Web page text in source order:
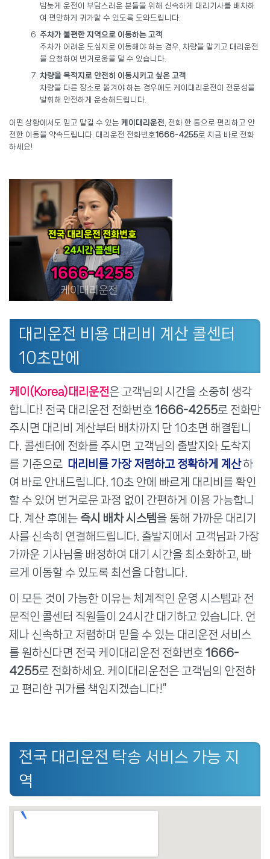
밤늦게 운전이 부담스러운 분들을 위해 신속하게 대리기사를 배차하
여 편안하게 귀가할 수 있도록 도와드립니다.
주차가 불편한 지역으로 이동하는 고객
주차가 어려운 도심지로 이동해야 하는 경우, 차량을 맡기고 대리운전
을 요청하여 번거로움을 덜 수 있습니다.
차량을 목적지로 안전히 이동시키고 싶은 고객
차량을 다른 장소로 옮겨야 하는 경우에도 케이대리운전이 전문성을
발휘해 안전하게 운송해드립니다.
어떤 상황에서도 믿고 맡길 수 있는 케이대리운전 , 전화 한 통으로 편리하고 안
전한 이동을 약속드립니다. 대리운전 전화번호1666-4255로 지금 바로 전화
하세요!
대리운전 비용 대리비 계산 콜센터
10초만에
케이(Korea)대리운전은 고객님의 시간을 소중히 생각
합니다! 전국 대리운전 전화번호 1666-4255로 전화만
주시면 대리비 계산부터 배차까지 단 10초면 해결됩니
다. 콜센터에 전화를 주시면 고객님의 출발지와 도착지
를 기준으로 대리비를 가장 저렴하고 정확하게 계산 하
여 바로 안내드립니다. 10초 안에 빠르게 대리비를 확인
할 수 있어 번거로운 과정 없이 간편하게 이용 가능합니
다. 계산 후에는 즉시 배차 시스템을 통해 가까운 대리기
사를 신속히 연결해드립니다. 출발지에서 고객님과 가장
가까운 기사님을 배정하여 대기 시간을 최소화하고, 빠
르게 이동할 수 있도록 최선을 다합니다.
이 모든 것이 가능한 이유는 체계적인 운영 시스템과 전
문적인 콜센터 직원들이 24시간 대기하고 있습니다. 언
제나 신속하고 저렴하며 믿을 수 있는 대리운전 서비스
를 원하신다면 전국 케이대리운전 전화번호 1666-
4255로 전화하세요. 케이대리운전은 고객님의 안전하
고 편리한 귀가를 책임지겠습니다!”
전국 대리운전 탁송 서비스 가능 지
역